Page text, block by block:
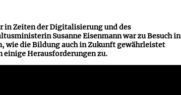
in Zeiten der Digitalisierung und des
Susanne Eisenmann war zu Besuch in
wie die Bildung auch in Zukunft gewährleistet
einige Herausforderungen zu.